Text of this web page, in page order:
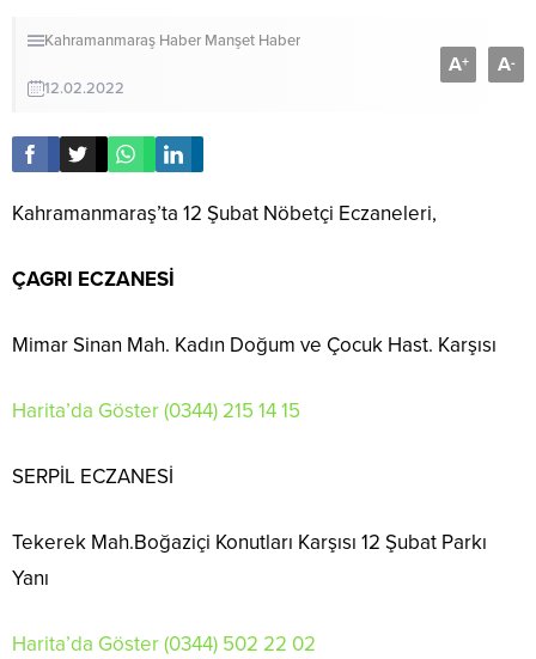
Kahramanmaraş Haber Manşet Haber
12.02.2022
A+ A-
Kahramanmaraş’ta 12 Şubat Nöbetçi Eczaneleri,
ÇAGRI ECZANESİ
Mimar Sinan Mah. Kadın Doğum ve Çocuk Hast. Karşısı
Harita’da Göster(0344) 215 14 15
SERPİL ECZANESİ
Tekerek Mah.Boğaziçi Konutları Karşısı 12 Şubat Parkı
Yanı
Harita’da Göster(0344) 502 22 02